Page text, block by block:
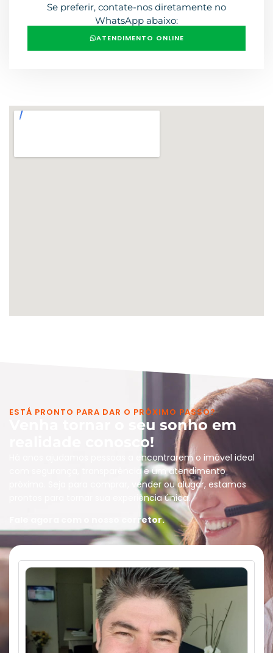
Se preferir, contate-nos diretamente no
WhatsApp abaixo:
ATENDIMENTO ONLINE
ESTÁ PRONTO PARA DAR O PRÓXIMO PASSO?
Venha tornar o seu sonho em
realidade conosco!
Há anos ajudamos pessoas a encontrarem o imóvel ideal
com segurança, transparência e um atendimento
próximo. Seja para comprar, vender ou alugar, estamos
prontos para tornar sua experiência única.
Fale agora com o nosso corretor.